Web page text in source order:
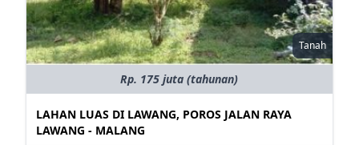
Tanah
Rp. 175 juta (tahunan)
LAHAN LUAS DI LAWANG, POROS JALAN RAYA
LAWANG - MALANG